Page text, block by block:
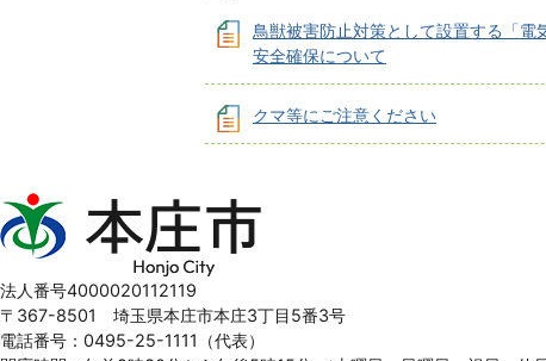
鳥獣被害防止対策として設置する「電
安全確保について
クマ等にご注意ください
本
庄
Honjo
City
法人番号4000020112119
〒367-8501 埼玉県本庄市本庄3丁目5番3号
電話番号：0495-25-1111（代表）